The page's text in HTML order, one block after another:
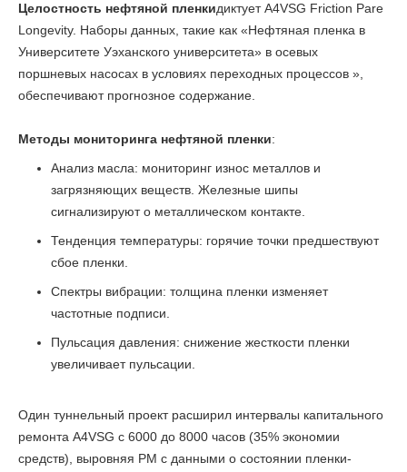
Целостность нефтяной пленкидиктует A4VSG Friction Pare
Longevity. Наборы данных, такие как «Нефтяная пленка в
Университете Уэханского университета» в осевых
поршневых насосах в условиях переходных процессов »,
обеспечивают прогнозное содержание.
Методы мониторинга нефтяной пленки:
Анализ масла: мониторинг износ металлов и
загрязняющих веществ. Железные шипы
сигнализируют о металлическом контакте.
Тенденция температуры: горячие точки предшествуют
сбое пленки.
Спектры вибрации: толщина пленки изменяет
частотные подписи.
Пульсация давления: снижение жесткости пленки
увеличивает пульсации.
Один туннельный проект расширил интервалы капитального
ремонта A4VSG с 6000 до 8000 часов (35% экономии
средств), выровняя PM с данными о состоянии пленки-